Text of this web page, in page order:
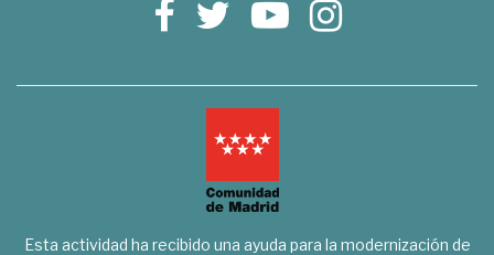
Esta actividad ha recibido una ayuda para la modernización de